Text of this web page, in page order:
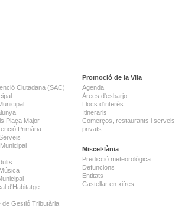
Ciutadana (SAC)
Plaça Major
Primària
d'Habitatge
de Gestió Tributària
Promoció de la Vila
Agenda
Àrees d'esbarjo
Llocs d'interès
Itineraris
Comerços, restaurants i serveis
privats
Miscel·lània
Predicció meteorològica
Defuncions
Entitats
Castellar en xifres